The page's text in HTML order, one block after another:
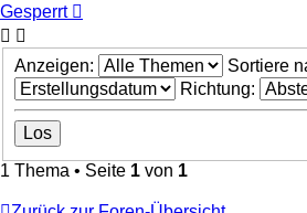
Gesperrt
Anzeigen:
Sortiere
Richtung:
1 Thema • Seite 1 von 1